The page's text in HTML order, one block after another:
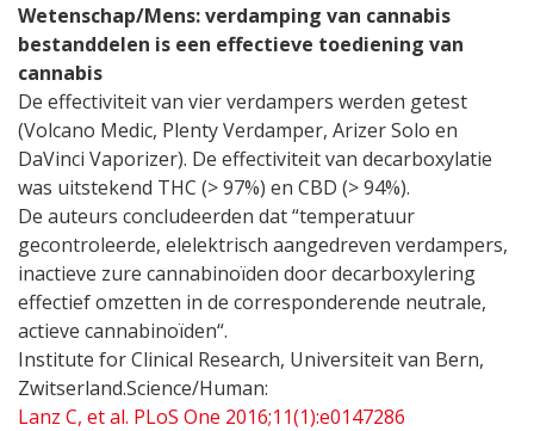
Wetenschap/Mens: verdamping van cannabis
bestanddelen is een effectieve toediening van
cannabis
De effectiviteit van vier verdampers werden getest
(Volcano Medic, Plenty Verdamper, Arizer Solo en
DaVinci Vaporizer). De effectiviteit van decarboxylatie
was uitstekend THC (> 97%) en CBD (> 94%).
De auteurs concludeerden dat “temperatuur
gecontroleerde, elelektrisch aangedreven verdampers,
inactieve zure cannabinoïden door decarboxylering
effectief omzetten in de corresponderende neutrale,
actieve cannabinoïden“.
Institute for Clinical Research, Universiteit van Bern,
Zwitserland.Science/Human:
Lanz C, et al. PLoS One 2016;11(1):e0147286